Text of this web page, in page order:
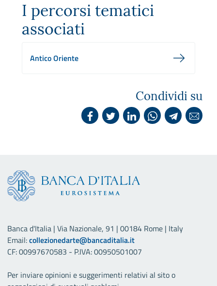
I percorsi tematici
associati
Antico Oriente
Condividi su
Banca d'Italia | Via Nazionale, 91 | 00184 Rome | Italy
Email:collezionedarte@bancaditalia.it
CF: 00997670583 - P.IVA: 00950501007
Per inviare opinioni e suggerimenti relativi al sito o